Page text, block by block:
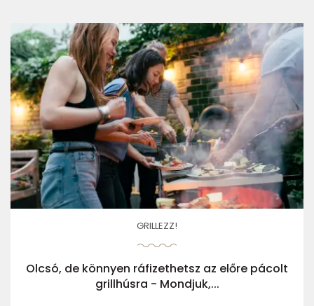
GRILLEZZ!
Olcsó, de könnyen ráfizethetsz az előre pácolt
grillhúsra - Mondjuk,...